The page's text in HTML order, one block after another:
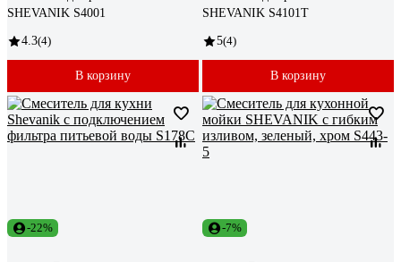
SHEVANIK S4001
4.3(4)
В корзину
SHEVANIK S4101T
5(4)
В корзину
-22% -7%